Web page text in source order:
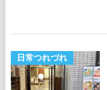
日常つれづれ